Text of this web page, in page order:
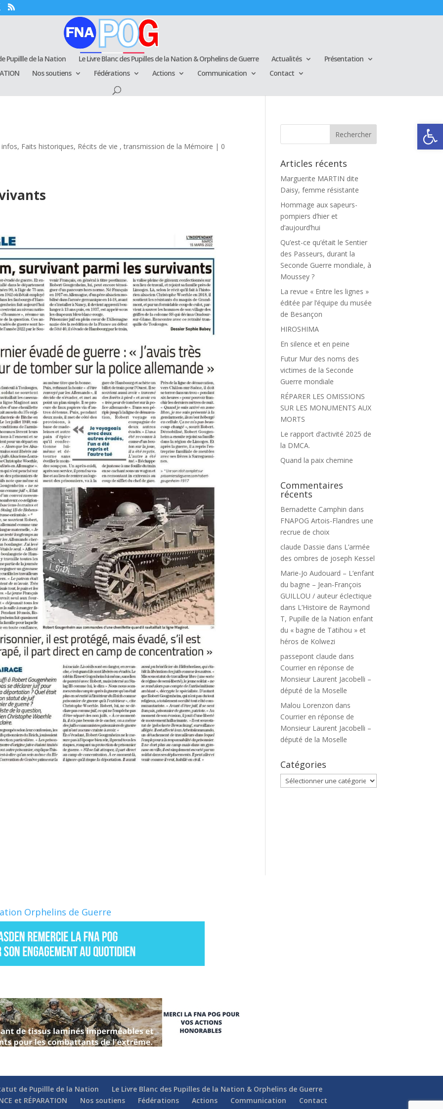
Ouvrir
Pupillle de la Nation Le Livre Blanc des Pupilles de la Nation & Orphelins de Guerre Actualités
Présentation
Nos soutiens Fédérations Actions Communication Contact
, Faits historiques, Récits de vie , transmission de la Mémoire | 0
Articles récents
Marguerite MARTIN dite
Daisy, femme résistante
Hommage aux sapeurs-
pompiers d’hier et
d’aujourd’hui
Qu’est-ce qu’était le Sentier
des Passeurs, durant la
Seconde Guerre mondiale, à
Moussey ?
La revue « Entre les lignes »
éditée par l’équipe du musée
de Besançon
HIROSHIMA
En silence et en peine
Futur Mur des noms des
victimes de la Seconde
Guerre mondiale
RÉPARER LES OMISSIONS
SUR LES MONUMENTS AUX
MORTS
Le rapport d’activité 2025 de
la DMCA.
Quand la paix chemine
Commentaires
récents
Bernadette Camphin dans
FNAPOG Artois-Flandres une
recrue de choix
claude Dassie dans L’armée
des ombres de joseph Kessel
Marie-Jo Audouard – L’enfant
du bagne – Jean-François
GUILLOU / auteur éclectique
dans L’Histoire de Raymond
T, Pupille de la Nation enfant
du « bagne de Tatihou » et
héros de Kolwezi
passepont claude dans
Courrier en réponse de
Monsieur Laurent Jacobelli –
député de la Moselle
Malou Lorenzon dans
Courrier en réponse de
Monsieur Laurent Jacobelli –
député de la Moselle
Catégories
Catégories
Orphelins de Guerre
de Pupillle de la Nation
Le Livre Blanc des Pupilles de la Nation & Orphelins de Guerre
et RÉPARATION Nos soutiens Fédérations Actions Communication Contact